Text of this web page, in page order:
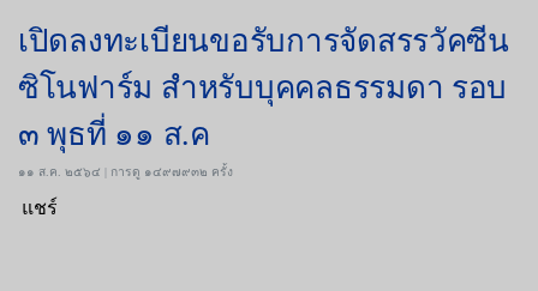
เปิดลงทะเบียนขอรับการจัดสรรวัคซีน
ซิโนฟาร์ม สำหรับบุคคลธรรมดา รอบ
๓ พุธที่ ๑๑ ส.ค
๑๑ ส.ค. ๒๕๖๔ | การดู ๑๔๙๗๙๓๒ ครั้ง
แชร์